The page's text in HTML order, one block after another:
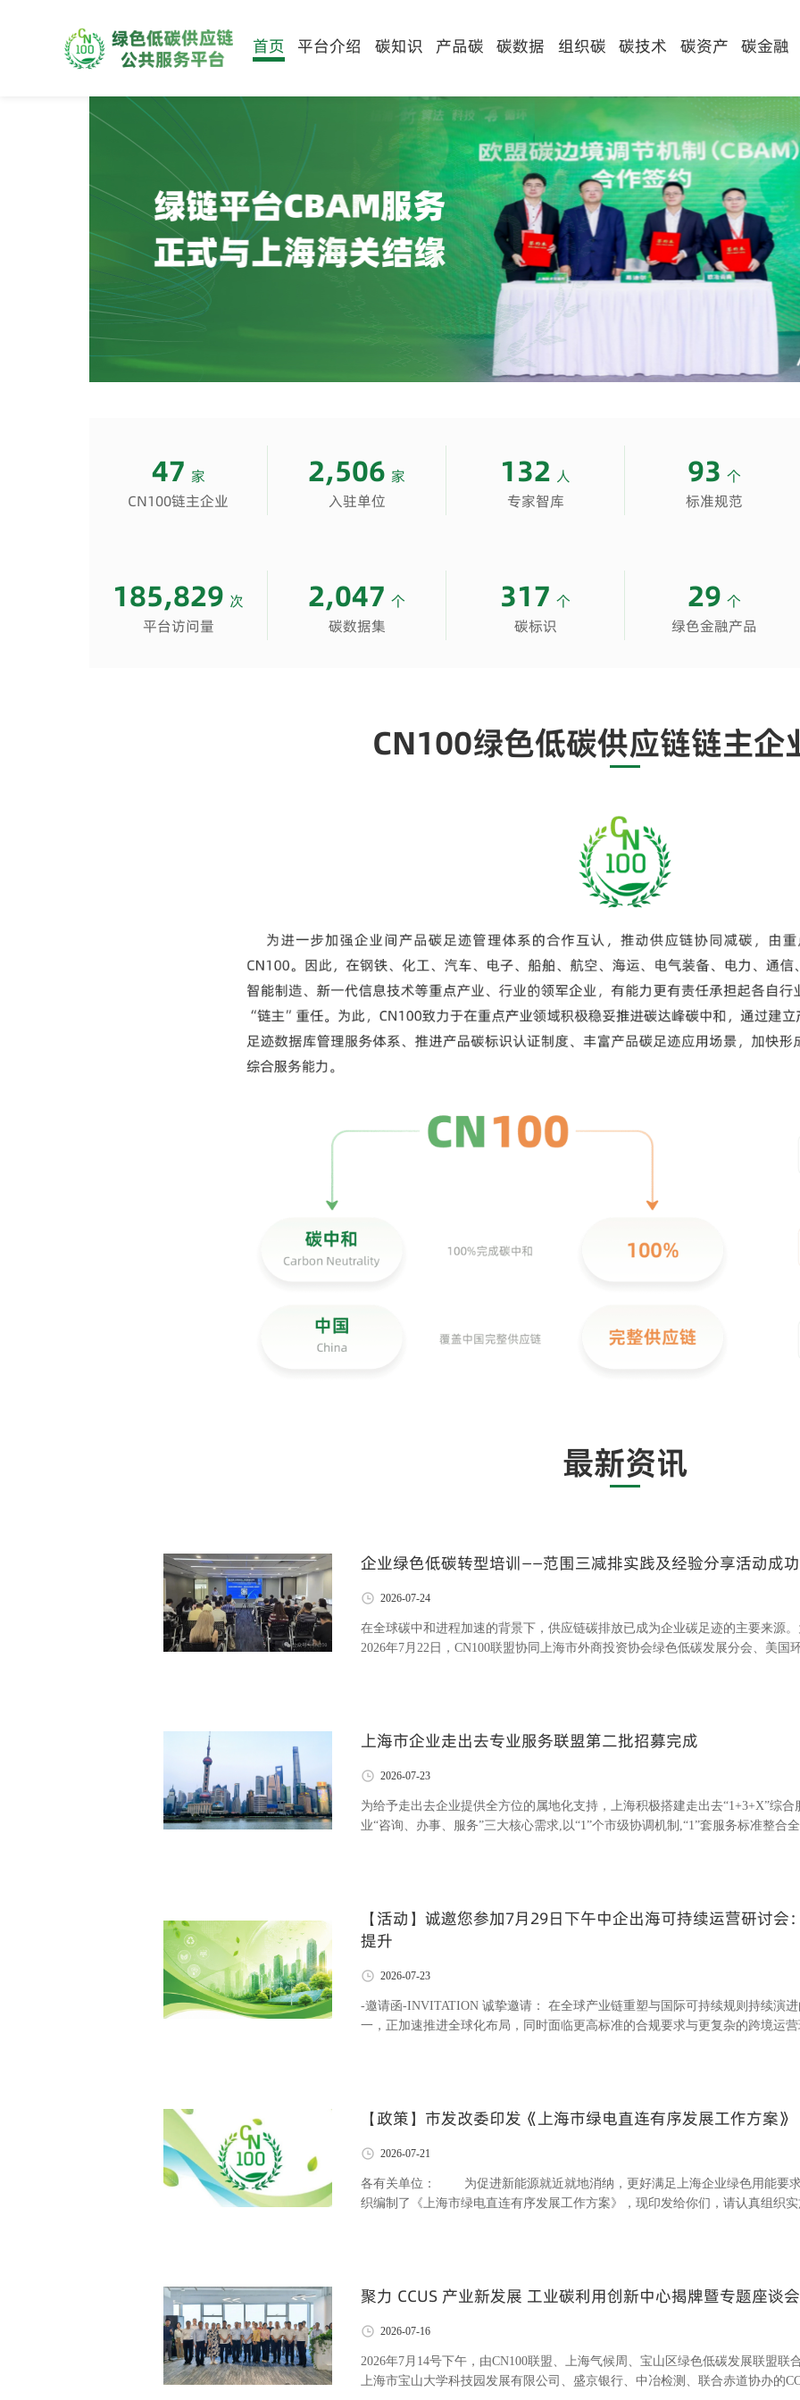
首页 平台介绍 碳知识 产品碳 碳数据 组织碳 碳技术 碳资产 碳金融
47 家
CN100链主企业
2,506 家
入驻单位
132 人
专家智库
93 个
标准规范
185,829 次
平台访问量
2,047 个
碳数据集
317 个
碳标识
29 个
绿色金融产品
CN100绿色低碳供应链链主企
最新资讯
企业绿色低碳转型培训——范围三减排实践及经验分享活动成
2026-07-24
在全球碳中和进程加速的背景下，供应链碳排放已成为企业碳足迹的主要来源
2026年7月22日，CN100联盟协同上海市外商投资协会绿色低碳发展分会、美
上海市企业走出去专业服务联盟第二批招募完成
2026-07-23
为给予走出去企业提供全方位的属地化支持，上海积极搭建走出去“1+3+X”综
业“咨询、办事、服务”三大核心需求,以“1”个市级协调机制,“1”套服务标准整
【活动】诚邀您参加7月29日下午中企出海可持续运营研讨会
提升
2026-07-23
-邀请函-INVITATION 诚挚邀请： 在全球产业链重塑与国际可持续规则持续演进的背景下，新能源行业作为中企出海的重要赛道之
一，正加速推进全球化布局，同时面临更高标准的合规要求与更复杂的跨境运
【政策】市发改委印发《上海市绿电直连有序发展工作方案》
2026-07-21
各有关单位： 为促进新能源就近就地消纳，更好满足上海企业绿色用能要
织编制了《上海市绿电直连有序发展工作方案》，现印发给你们，请认真组
聚力 CCUS 产业新发展 工业碳利用创新中心揭牌暨专题座谈
2026-07-16
2026年7月14号下午，由CN100联盟、上海气候周、宝山区绿色低碳发展联盟
上海市宝山大学科技园发展有限公司、盛京银行、中冶检测、联合赤道协办的